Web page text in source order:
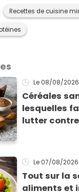
Recettes de cuisine
Le 08/08/2026
Céréales
lesquelles
lutter
Le 07/08/2026
Tout sur la
aliments et